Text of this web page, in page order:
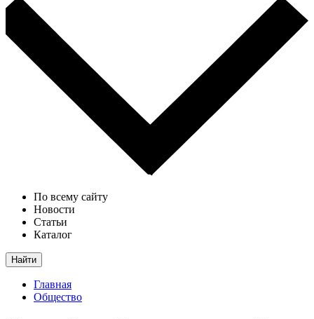
По всему сайту
Новости
Статьи
Каталог
Найти
Главная
Общество